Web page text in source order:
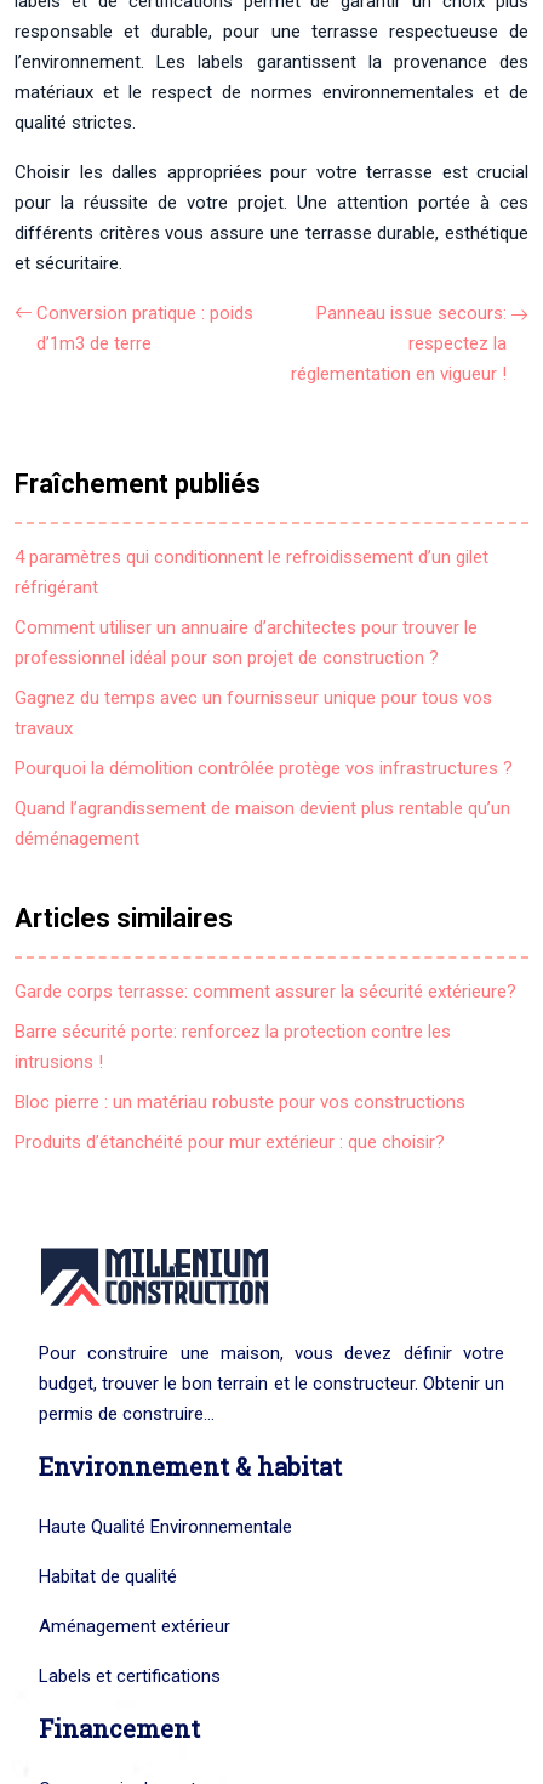
responsable et durable, pour une terrasse respectueuse de
l’environnement. Les labels garantissent la provenance des
matériaux et le respect de normes environnementales et de
qualité strictes.
Choisir les dalles appropriées pour votre terrasse est crucial
pour la réussite de votre projet. Une attention portée à ces
différents critères vous assure une terrasse durable, esthétique
et sécuritaire.
Conversion pratique : poids
d’1m3 de terre
Panneau issue secours:
respectez la
réglementation en vigueur !
Fraîchement publiés
4 paramètres qui conditionnent le refroidissement d’un gilet
réfrigérant
Comment utiliser un annuaire d’architectes pour trouver le
professionnel idéal pour son projet de construction ?
Gagnez du temps avec un fournisseur unique pour tous vos
travaux
Pourquoi la démolition contrôlée protège vos infrastructures ?
Quand l’agrandissement de maison devient plus rentable qu’un
déménagement
Articles similaires
Garde corps terrasse: comment assurer la sécurité extérieure?
Barre sécurité porte: renforcez la protection contre les
intrusions !
Bloc pierre : un matériau robuste pour vos constructions
Produits d’étanchéité pour mur extérieur : que choisir?
Pour construire une maison, vous devez définir votre
budget, trouver le bon terrain et le constructeur. Obtenir un
permis de construire…
Environnement & habitat
Haute Qualité Environnementale
Habitat de qualité
Aménagement extérieur
Labels et certifications
Financement